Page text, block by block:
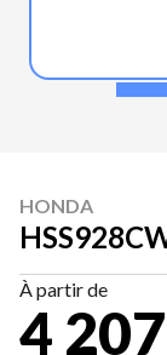
HONDA
À partir de
4